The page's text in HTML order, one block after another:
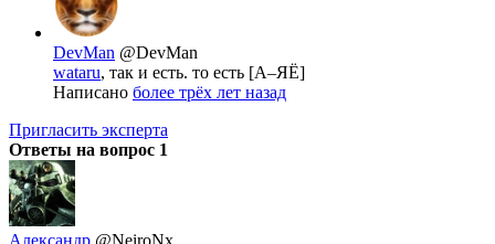
DevMan @DevMan
wataru, так и есть. то есть [А–ЯЁ]
Написано более трёх лет назад
Пригласить эксперта
Ответы на вопрос 1